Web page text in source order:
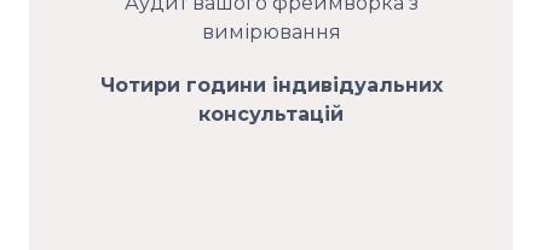
вимірювання
Чотири години індивідуальних
консультацій